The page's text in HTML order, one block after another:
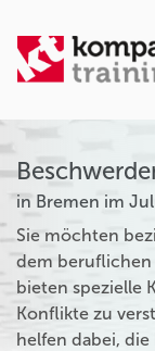
in Bremen im
Sie möchten
dem beruflichen
bieten spezielle
Konflikte zu
helfen dabei,